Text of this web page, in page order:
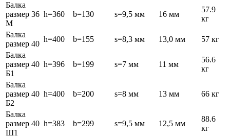
Балка
размер 36
М
h=360 b=130 s=9,5 мм 16 мм
57.9
кг
Балка
размер 40
h=400 b=155 s=8,3 мм 13,0 мм
57 кг
Балка
размер 40
Б1
h=396 b=199 s=7 мм 11 мм
56.6
кг
Балка
размер 40
Б2
h=400 b=200 s=8 мм 13 мм 66 кг
Балка
размер 40
Ш1
h=383 b=299 s=9,5 мм 12,5 мм
88.6
кг